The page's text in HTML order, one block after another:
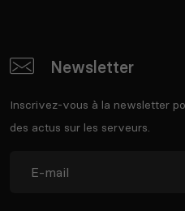
Newsletter
Inscrivez-vous à la newsletter
des actus sur les serveurs.